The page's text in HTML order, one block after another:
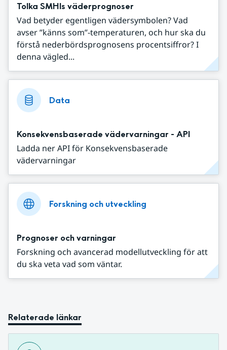
Tolka SMHIs väderprognoser
Vad betyder egentligen vädersymbolen? Vad
avser ”känns som”-temperaturen, och hur ska du
förstå nederbördsprognosens procentsiffror? I
denna vägled...
Data
Konsekvensbaserade vädervarningar - API
Ladda ner API för Konsekvensbaserade
vädervarningar
Forskning och utveckling
Prognoser och varningar
Forskning och avancerad modellutveckling för att
du ska veta vad som väntar.
Relaterade länkar